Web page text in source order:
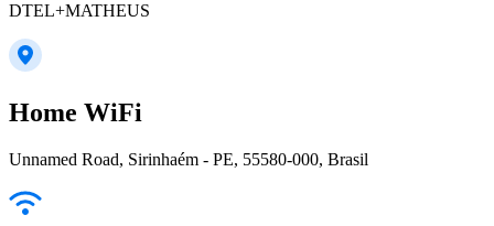
DTEL+MATHEUS
Home WiFi
Unnamed Road, Sirinhaém - PE, 55580-000, Brasil